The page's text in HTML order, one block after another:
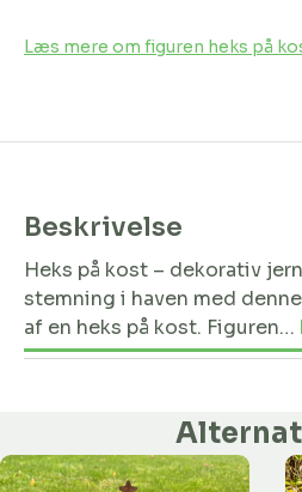
Læs mere om figuren heks på
Beskrivelse
Heks på kost – dekorativ
stemning i haven med
af en heks på kost. Figuren…